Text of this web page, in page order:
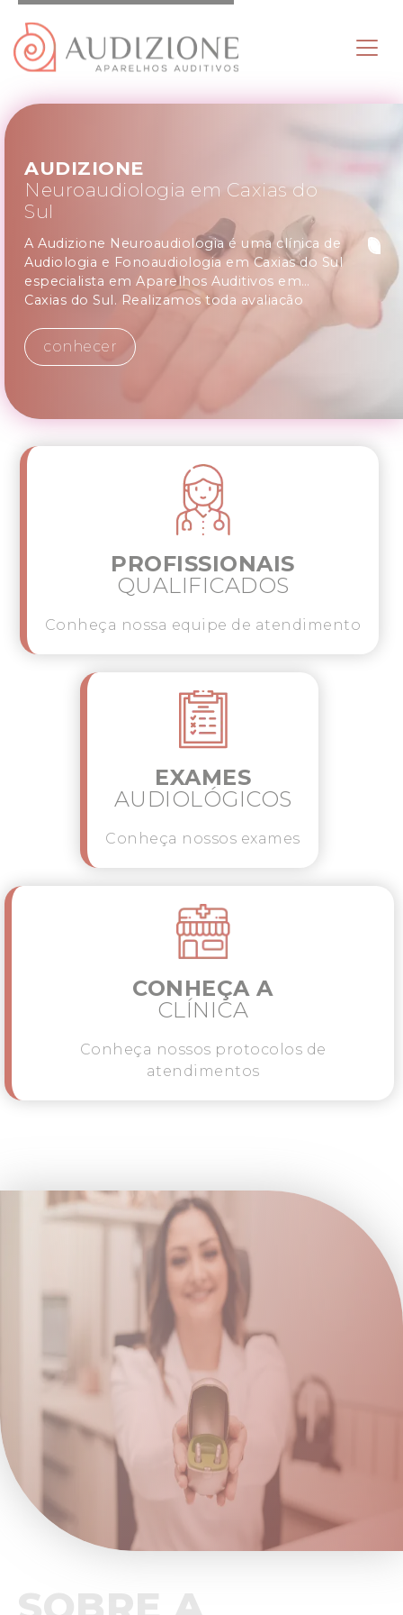
AUDIZIONE
Neuroaudiologia em Caxias do
Sul
A Audizione Neuroaudiologia é uma clínica de
Audiologia e Fonoaudiologia em Caxias do Sul
especialista em Aparelhos Auditivos em
Caxias do Sul. Realizamos toda avaliação
audiológica para bebês, crianças, adultos e
idosos. Avaliação e Reabilitação de tonturas e
vertigens. Eletrofisiologia da audição.
Processamento auditivo central. Adaptação e
(multimarcas). Nossas fonoaudiólogas
enfoque em treinamento auditivo
acusticamente controlado (cabine),
treinamento auditivo informal, terapia de
processamento auditivo, dificuldades de
aprendizagem, distúrbios de leitura e escrita.
conhecer
PROFISSIONAIS
QUALIFICADOS
Conheça nossa equipe de atendimento
EXAMES
AUDIOLÓGICOS
Conheça nossos exames
CONHEÇA A
CLÍNICA
Conheça nossos protocolos de
atendimentos